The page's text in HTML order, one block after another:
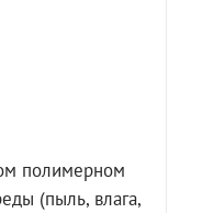
полимерном
(пыль, влага,